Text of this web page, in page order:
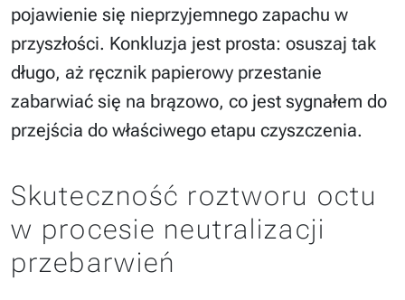
pojawienie się nieprzyjemnego zapachu w
przyszłości. Konkluzja jest prosta: osuszaj tak
długo, aż ręcznik papierowy przestanie
zabarwiać się na brązowo, co jest sygnałem do
przejścia do właściwego etapu czyszczenia.
Skuteczność roztworu octu
w procesie neutralizacji
przebarwień